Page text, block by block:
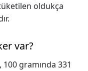
oldukça
var?
100 gramında 331